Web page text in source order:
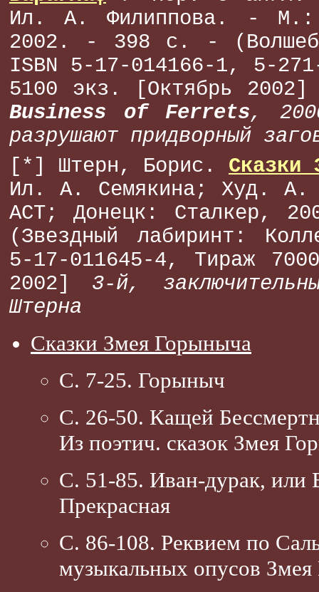
Ил. А. Филиппова. - М.:
2002. - 398 с. -
ISBN 5-17-014166-1, 5-
5100 экз. [Октябрь
Business of Ferrets,
разрушают придворный
[*] Штерн, Борис. Сказки
Ил. А. Семякина; Худ.
АСТ; Донецк: Сталкер,
(Звездный лабиринт:
5-17-011645-4, Тираж
2002] 3-й,
Штерна
Сказки Змея Горыныча
С. 7-25. Горыныч
С. 26-50. Кащей
Из поэтич. сказок Змея
С. 51-85. Иван-дурак, или
Прекрасная
С. 86-108. Реквием по
музыкальных опусов